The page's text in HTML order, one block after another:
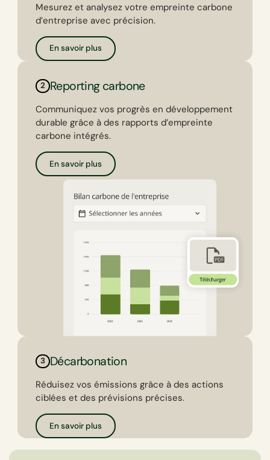
Mesurez et analysez votre empreinte carbone
d’entreprise avec précision.
En savoir plus
2 Reporting carbone
Communiquez vos progrès en développement
durable grâce à des rapports d’empreinte
carbone intégrés.
En savoir plus
3 Décarbonation
Réduisez vos émissions grâce à des actions
ciblées et des prévisions précises.
En savoir plus